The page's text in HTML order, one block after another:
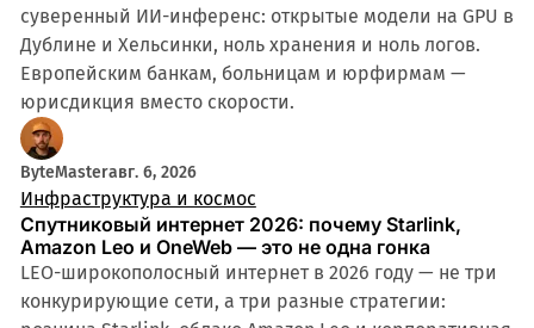
суверенный ИИ-инференс: открытые модели на GPU в
Дублине и Хельсинки, ноль хранения и ноль логов.
Европейским банкам, больницам и юрфирмам —
юрисдикция вместо скорости.
ByteMasterавг. 6, 2026
Инфраструктура и космос
Спутниковый интернет 2026: почему Starlink,
Amazon Leo и OneWeb — это не одна гонка
LEO-широкополосный интернет в 2026 году — не три
конкурирующие сети, а три разные стратегии: